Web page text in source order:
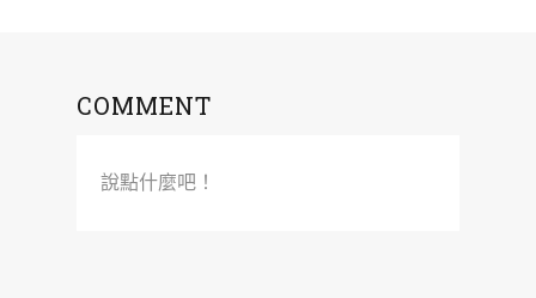
COMMENT
說點什麼吧！